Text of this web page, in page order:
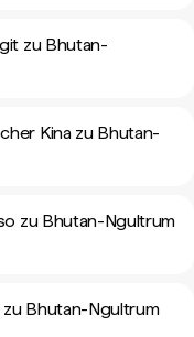
zu Bhutan-
Kina zu Bhutan-
zu Bhutan-Ngultrum
Bhutan-Ngultrum